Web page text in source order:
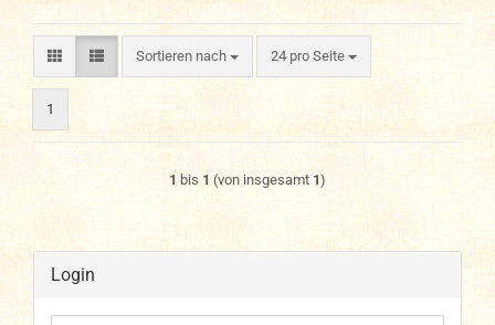
Sortieren nach
Sortieren nach 24 pro Seite
pro Seite
1
1 bis 1 (von insgesamt 1)
Login